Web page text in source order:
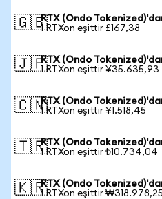
🇬🇧RTX (Ondo
1 RTXon eşittir £167,38
🇯🇵RTX (Ondo
1 RTXon eşittir ¥35.635,93
🇨🇳RTX (Ondo
1 RTXon eşittir ¥1.518,45
🇹🇷RTX (Ondo
1 RTXon eşittir ₺10.734,04
🇰🇷RTX (Ondo
1 RTXon eşittir ₩318.978,25